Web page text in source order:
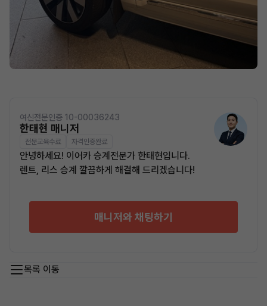
여신전문인증 10-00036243
한태현 매니저
전문교육수료 자격인증완료
안녕하세요! 이어카 승계전문가 한태현입니다.
렌트, 리스 승계 깔끔하게 해결해 드리겠습니다!
매니저와 채팅하기
목록 이동